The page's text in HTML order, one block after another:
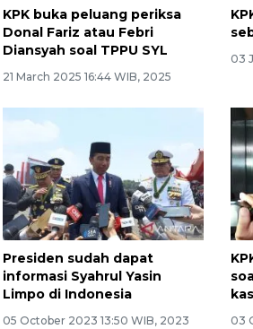
KPK buka peluang periksa
Donal Fariz atau Febri
Diansyah soal TPPU SYL
21 March 2025 16:44 WIB, 2025
03
Presiden sudah dapat
informasi Syahrul Yasin
Limpo di Indonesia
05 October 2023 13:50 WIB, 2023 03
Alokasi
kopi
15 June 2026